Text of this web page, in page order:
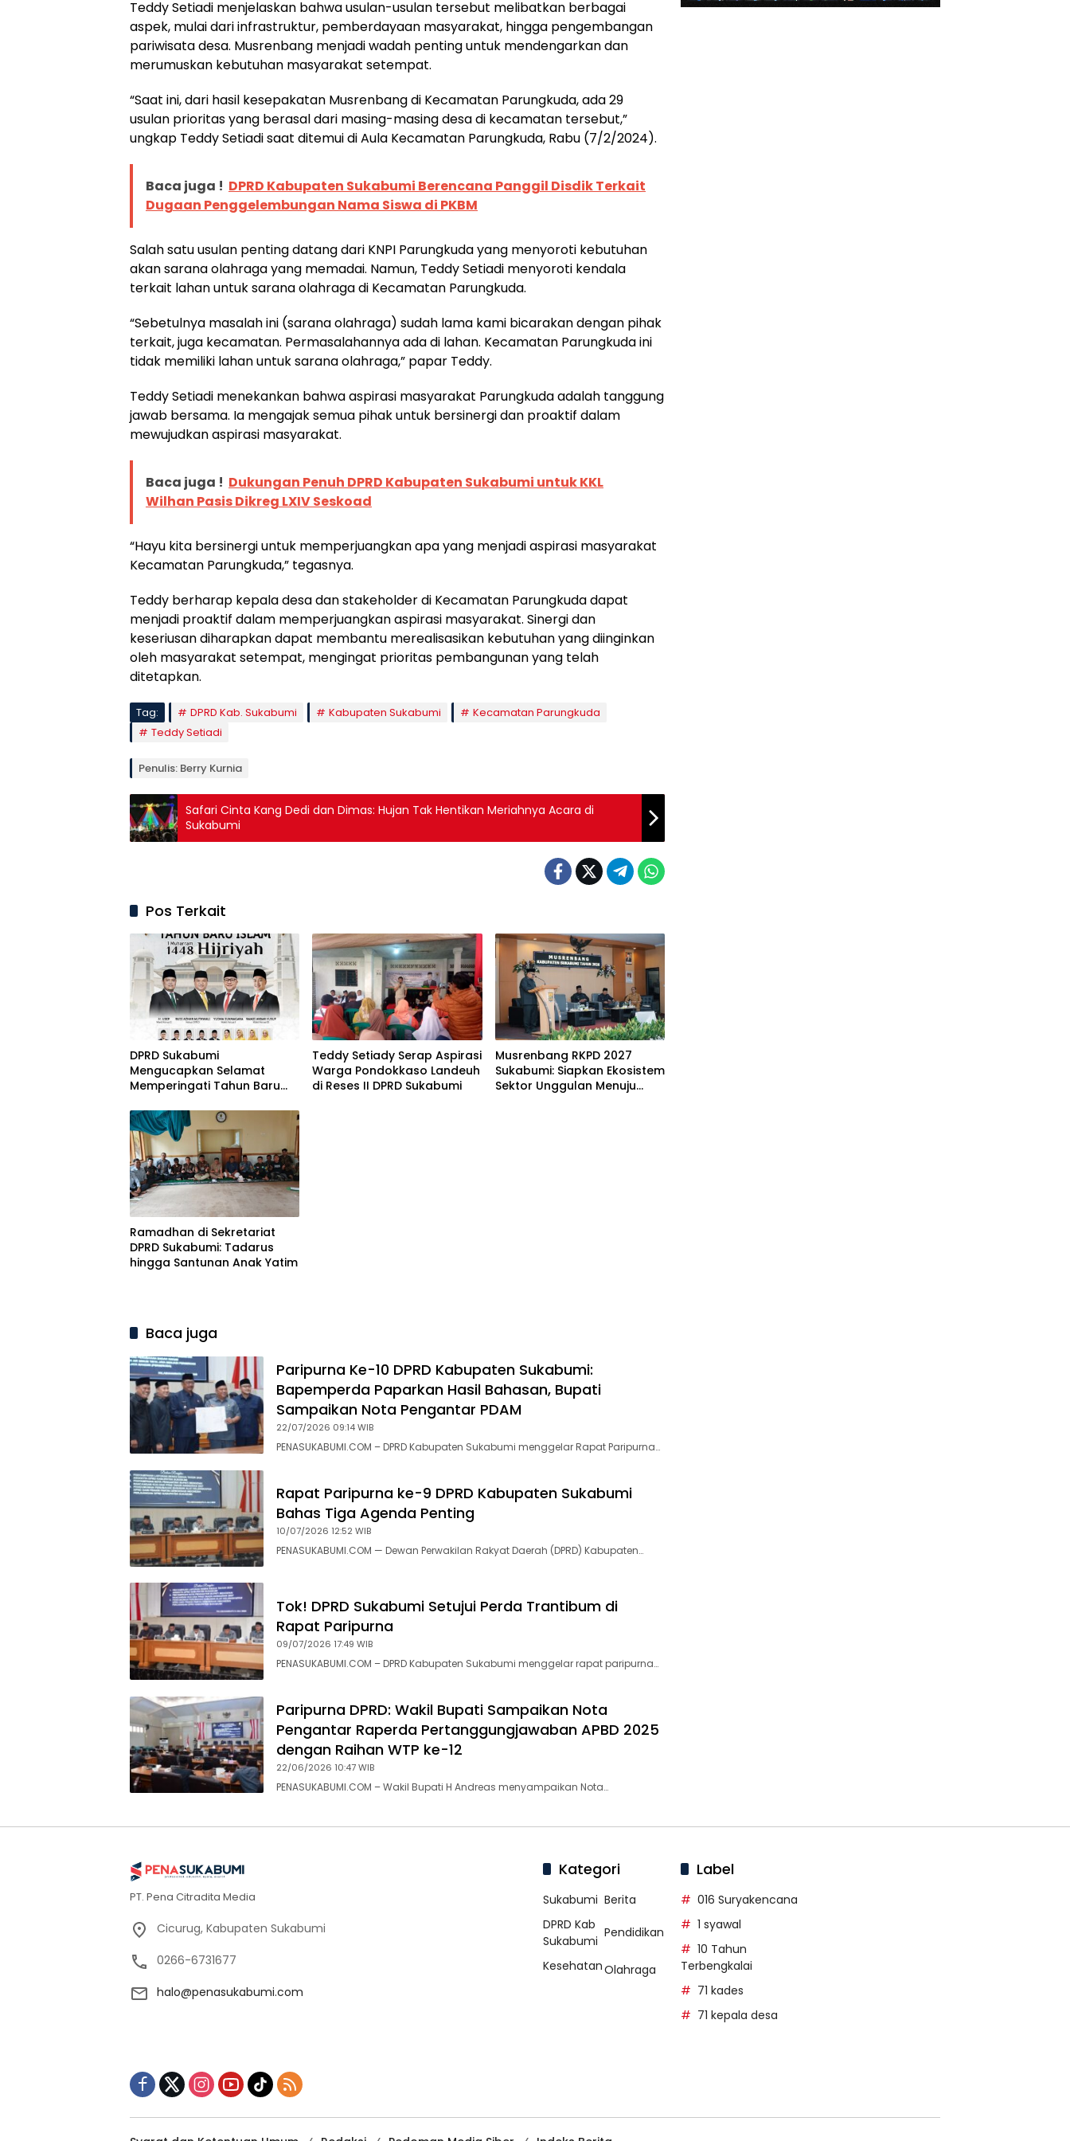
Teddy Setiadi menjelaskan bahwa usulan-usulan tersebut melibatkan berbagai
aspek, mulai dari infrastruktur, pemberdayaan masyarakat, hingga pengembangan
pariwisata desa. Musrenbang menjadi wadah penting untuk mendengarkan dan
merumuskan kebutuhan masyarakat setempat.
“Saat ini, dari hasil kesepakatan Musrenbang di Kecamatan Parungkuda, ada 29
usulan prioritas yang berasal dari masing-masing desa di kecamatan tersebut,”
ungkap Teddy Setiadi saat ditemui di Aula Kecamatan Parungkuda, Rabu (7/2/2024).
Baca juga ! DPRD Kabupaten Sukabumi Berencana Panggil Disdik Terkait
Dugaan Penggelembungan Nama Siswa di PKBM
Salah satu usulan penting datang dari KNPI Parungkuda yang menyoroti kebutuhan
akan sarana olahraga yang memadai. Namun, Teddy Setiadi menyoroti kendala
terkait lahan untuk sarana olahraga di Kecamatan Parungkuda.
“Sebetulnya masalah ini (sarana olahraga) sudah lama kami bicarakan dengan pihak
terkait, juga kecamatan. Permasalahannya ada di lahan. Kecamatan Parungkuda ini
tidak memiliki lahan untuk sarana olahraga,” papar Teddy.
Teddy Setiadi menekankan bahwa aspirasi masyarakat Parungkuda adalah tanggung
jawab bersama. Ia mengajak semua pihak untuk bersinergi dan proaktif dalam
mewujudkan aspirasi masyarakat.
Baca juga ! Dukungan Penuh DPRD Kabupaten Sukabumi untuk KKL
Wilhan Pasis Dikreg LXIV Seskoad
“Hayu kita bersinergi untuk memperjuangkan apa yang menjadi aspirasi masyarakat
Kecamatan Parungkuda,” tegasnya.
Teddy berharap kepala desa dan stakeholder di Kecamatan Parungkuda dapat
menjadi proaktif dalam memperjuangkan aspirasi masyarakat. Sinergi dan
keseriusan diharapkan dapat membantu merealisasikan kebutuhan yang diinginkan
oleh masyarakat setempat, mengingat prioritas pembangunan yang telah
ditetapkan.
Tag: DPRD Kab. Sukabumi Kabupaten Sukabumi
Kecamatan Parungkuda
Teddy Setiadi
Penulis: Berry Kurnia
Safari Cinta Kang Dedi dan Dimas: Hujan Tak Hentikan Meriahnya Acara di
Sukabumi
Pos Terkait
DPRD Sukabumi
Mengucapkan Selamat
Memperingati Tahun Baru
Teddy Setiady Serap Aspirasi
Warga Pondokkaso Landeuh
di Reses II DPRD Sukabumi
Musrenbang RKPD 2027
Sukabumi: Siapkan Ekosistem
Sektor Unggulan Menuju
Ramadhan di Sekretariat
DPRD Sukabumi: Tadarus
hingga Santunan Anak Yatim
Baca juga
Paripurna Ke-10 DPRD Kabupaten Sukabumi:
Bapemperda Paparkan Hasil Bahasan, Bupati
Sampaikan Nota Pengantar PDAM
22/07/2026 09:14 WIB
PENASUKABUMI.COM – DPRD Kabupaten Sukabumi menggelar Rapat Paripurna…
Rapat Paripurna ke-9 DPRD Kabupaten Sukabumi
Bahas Tiga Agenda Penting
10/07/2026 12:52 WIB
PENASUKABUMI.COM — Dewan Perwakilan Rakyat Daerah (DPRD) Kabupaten…
Tok! DPRD Sukabumi Setujui Perda Trantibum di
Rapat Paripurna
09/07/2026 17:49 WIB
PENASUKABUMI.COM – DPRD Kabupaten Sukabumi menggelar rapat paripurna…
Paripurna DPRD: Wakil Bupati Sampaikan Nota
Pengantar Raperda Pertanggungjawaban APBD 2025
dengan Raihan WTP ke-12
22/06/2026 10:47 WIB
PENASUKABUMI.COM – Wakil Bupati H Andreas menyampaikan Nota…
PT. Pena Citradita Media
Cicurug, Kabupaten Sukabumi
0266-6731677
halo@penasukabumi.com
Kategori
Sukabumi Berita
DPRD Kab
Sukabumi
Pendidikan
KesehatanOlahraga
Label
016 Suryakencana
1 syawal
10 Tahun
Terbengkalai
71 kades
71 kepala desa